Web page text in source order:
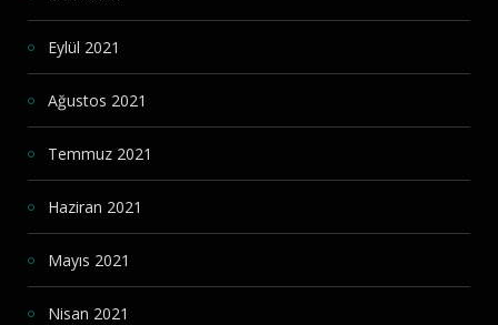
Eylül 2021
Ağustos 2021
Temmuz 2021
Haziran 2021
Mayıs 2021
Nisan 2021